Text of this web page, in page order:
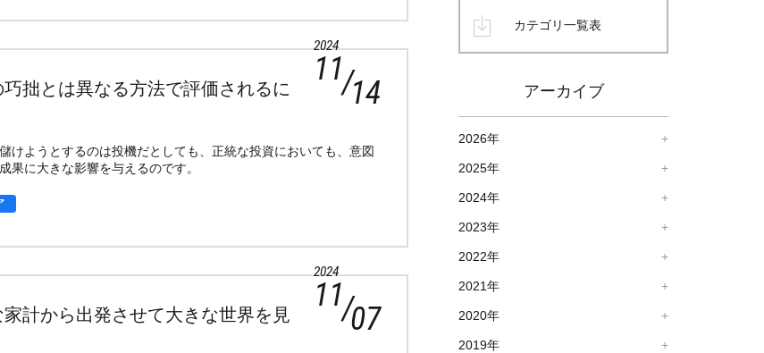
2024
11
14
拙とは異なる方法で評価されるに
けようとするのは投機だとしても、正統な投資においても、意図
果に大きな影響を与えるのです。
2024
11
07
計から出発させて大きな世界を見
カテゴリ一覧表
アーカイブ
2026年
2025年
2024年
2023年
2022年
2021年
2020年
2019年